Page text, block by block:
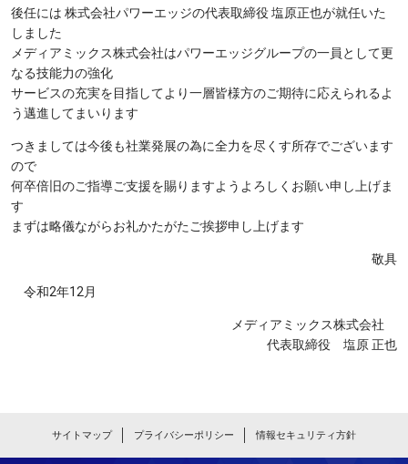
後任には 株式会社パワーエッジの代表取締役 塩原正也が就任いた
しました
メディアミックス株式会社はパワーエッジグループの一員として更
なる技能力の強化
サービスの充実を目指してより一層皆様方のご期待に応えられるよ
う邁進してまいります
つきましては今後も社業発展の為に全力を尽くす所存でございます
ので
何卒倍旧のご指導ご支援を賜りますようよろしくお願い申し上げま
す
まずは略儀ながらお礼かたがたご挨拶申し上げます
敬具
令和2年12月
メディアミックス株式会社
代表取締役 塩原 正也
サイトマップ プライバシーポリシー 情報セキュリティ方針